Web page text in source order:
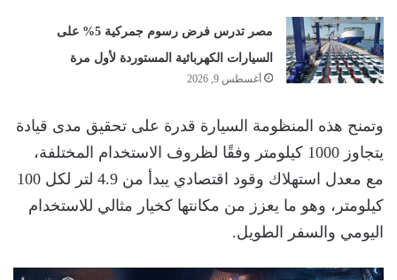
مصر تدرس فرض رسوم جمركية 5% على
السيارات الكهربائية المستوردة لأول مرة
أغسطس 9, 2026
وتمنح هذه المنظومة السيارة قدرة على تحقيق مدى قيادة
يتجاوز 1000 كيلومتر وفقًا لظروف الاستخدام المختلفة،
مع معدل استهلاك وقود اقتصادي يبدأ من 4.9 لتر لكل 100
كيلومتر، وهو ما يعزز من مكانتها كخيار مثالي للاستخدام
اليومي والسفر الطويل.